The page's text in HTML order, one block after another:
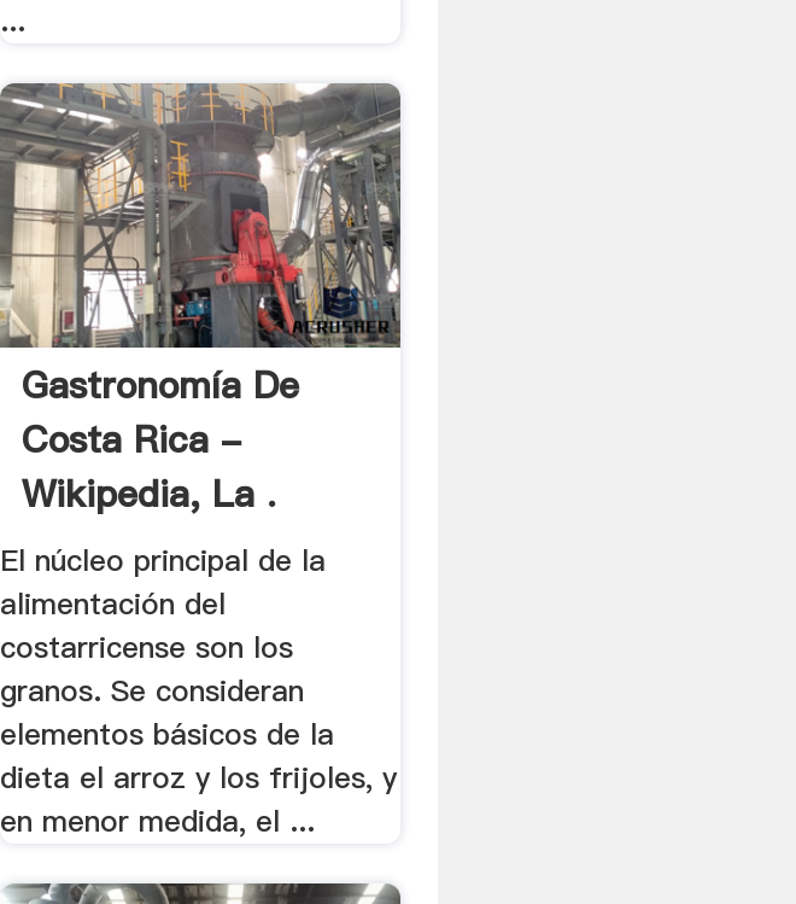
...
Gastronomía De
Costa Rica -
Wikipedia, La .
El núcleo principal de la
alimentación del
costarricense son los
granos. Se consideran
elementos básicos de la
dieta el arroz y los frijoles, y
en menor medida, el ...